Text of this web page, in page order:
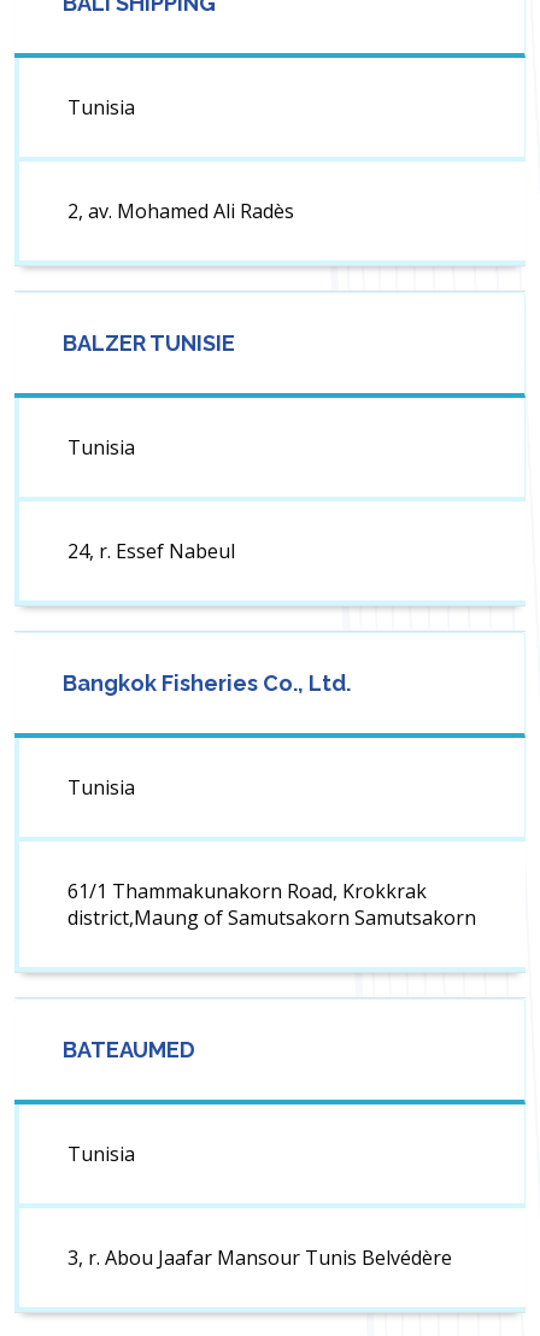
Tunisia
2, av. Mohamed Ali Radès
BALZER TUNISIE
Tunisia
24, r. Essef Nabeul
Bangkok Fisheries Co., Ltd.
Tunisia
61/1 Thammakunakorn Road, Krokkrak
district,Maung of Samutsakorn Samutsakorn
BATEAUMED
Tunisia
3, r. Abou Jaafar Mansour Tunis Belvédère